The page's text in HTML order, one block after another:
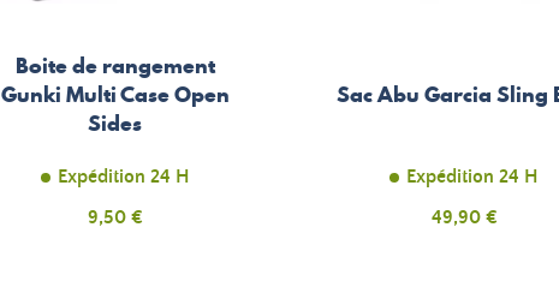
Boite de rangement
Gunki Multi Case Open
Sides
Expédition 24 H
Prix
9,50 €
Sac Abu Garcia Sling
Expédition 24 H
Prix
49,90 €